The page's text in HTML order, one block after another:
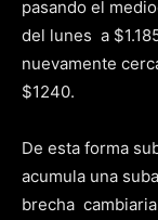
pasando el
del lunes a
nuevamente
$1240.
De esta forma
acumula una
brecha